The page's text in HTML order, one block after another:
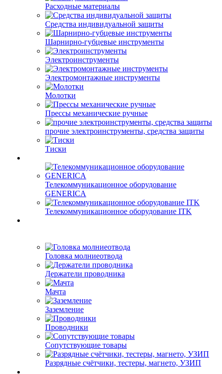
Расходные материалы
Средства индивидуальной защиты
Шарнирно-губцевые инструменты
Электроинструменты
Электромонтажные инструменты
Молотки
Прессы механические ручные
прочие электроинструменты, средства защиты
Тиски
Телекоммуникационное оборудование
GENERICA
Телекоммуникационное оборудование ITK
Головка молниеотвода
Держатели проводника
Мачта
Заземление
Проводники
Сопутствующие товары
Разрядные счётчики, тестеры, магнето, УЗИП